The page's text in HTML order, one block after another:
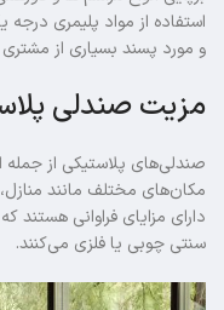
استفاده از مواد پلیمری
و مورد پسند بسیاری از
مزیت صندلی
صندلی‌های پلاستیکی از جمله
مکان‌های مختلف مانند
دارای مزایای فراوانی هستند
سنتی چوبی یا فلزی می‌کنند.